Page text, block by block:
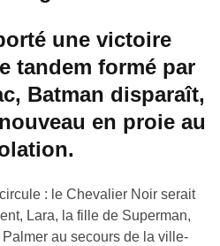
une victoire
tandem formé par
Batman disparaît,
en proie au
: le Chevalier Noir serait
Lara, la fille de Superman,
au secours de la ville-